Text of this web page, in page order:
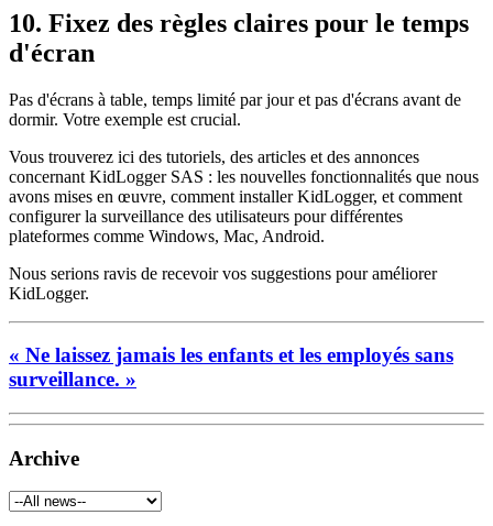
10. Fixez des règles claires pour le temps
d'écran
Pas d'écrans à table, temps limité par jour et pas d'écrans avant de
dormir. Votre exemple est crucial.
Vous trouverez ici des tutoriels, des articles et des annonces
concernant KidLogger SAS : les nouvelles fonctionnalités que nous
avons mises en œuvre, comment installer KidLogger, et comment
configurer la surveillance des utilisateurs pour différentes
plateformes comme Windows, Mac, Android.
Nous serions ravis de recevoir vos suggestions pour améliorer
KidLogger.
« Ne laissez jamais les enfants et les employés sans
surveillance. »
Archive